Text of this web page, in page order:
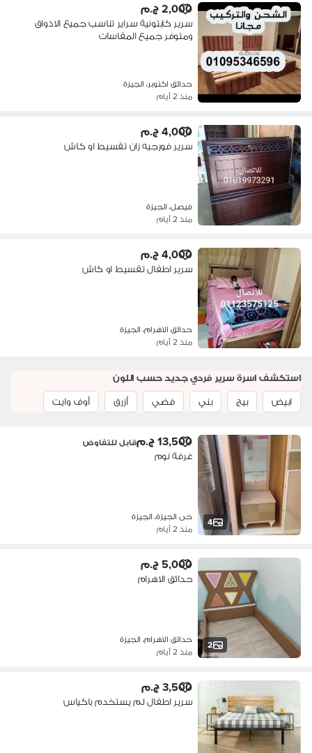
2,000 ج.م
سرير كابتونية سراير تناسب جميع الاذواق
ومتوفر جميع المقاسات
حدائق اكتوبر، الجيزة
منذ 2 أيام
4,000 ج.م
سرير فورجيه زان تقسيط او كاش
فيصل، الجيزة
منذ 2 أيام
4,000 ج.م
سرير اطفال تقسيط او كاش
حدائق الاهرام، الجيزة
منذ 2 أيام
استكشف اسرة سرير فردي جديد حسب اللون
ابيض
بيج بني فضي أزرق أوف وايت
4
13,500 ج.م قابل للتفاوض
غرفة نوم
حى الجيزة، الجيزة
منذ 2 أيام
2
5,000 ج.م
حدائق الاهرام
حدائق الاهرام، الجيزة
منذ 2 أيام
3,500 ج.م
سرير اطفال لم يستخدم باكياس